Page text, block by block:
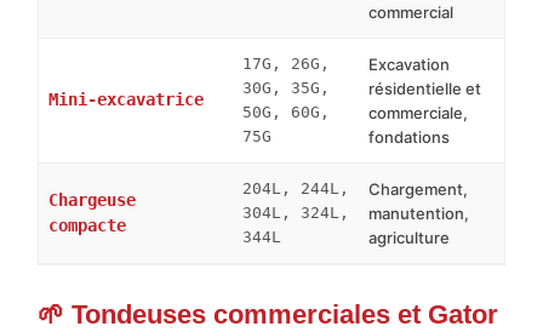
commercial
Mini-excavatrice
17G, 26G,
30G, 35G,
50G, 60G,
75G
Excavation
résidentielle et
commerciale,
fondations
Chargeuse
compacte
204L, 244L,
304L, 324L,
344L
Chargement,
manutention,
agriculture
🌱 Tondeuses commerciales et Gator